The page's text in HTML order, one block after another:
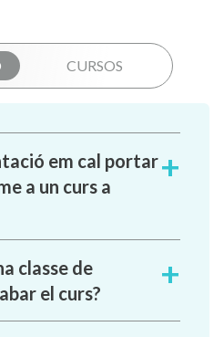
CURSOS
em cal portar
a un curs a
classe de
el curs?